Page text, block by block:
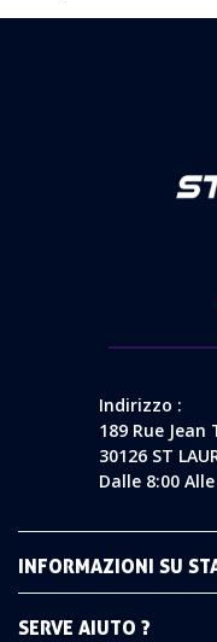
Indirizzo :
189 Rue Jean
30126 ST
Dalle 8:00
INFORMAZIONI SU
SERVE AIUTO ?